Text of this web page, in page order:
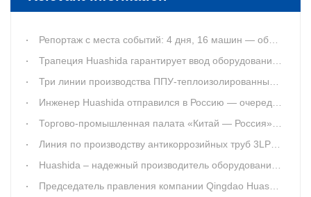
Репортаж с места событий: 4 дня, 16 машин — оборудование Huashida для антикоррозионного покрытия стальных труб 1620 мм отправлено в Катар
Трапеция Huashida гарантирует ввод оборудования заказчика в эксплуатацию
Три линии производства ППУ-теплоизолированных труб успешно настроены для компании «Чанчунь Синьзэсюань» (Китай)
Инженер Huashida отправился в Россию — очередная установка для дробеструйной очистки успешно введена в эксплуатацию
Торгово-промышленная палата «Китай — Россия» совместно с российскими клиентами посетила компанию Huashida с инспекционным визитом
Линия по производству антикоррозийных труб 3LPE модели 1620 компании Huashida отправлена в Катар
Huashida – надежный производитель оборудования для антикоррозионного покрытия труб 3ПЭ
Председатель правления компании Qingdao Huashida Machinery Co., Ltd. Хуан Баодун вошёл в энциклопедическую статью Baidu Baike